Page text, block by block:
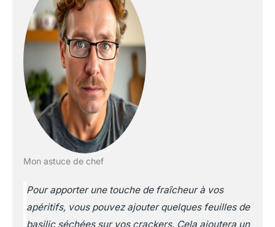
Mon astuce de chef
Pour apporter une touche de fraîcheur à vos
apéritifs, vous pouvez ajouter quelques feuilles de
basilic séchées sur vos crackers. Cela ajoutera un